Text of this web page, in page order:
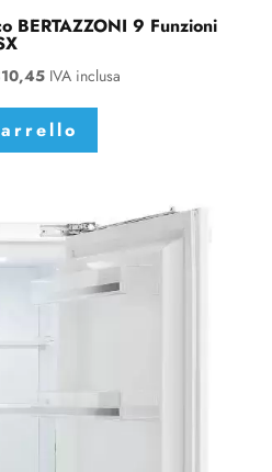
BERTAZZONI 9 Funzioni
IVA inclusa